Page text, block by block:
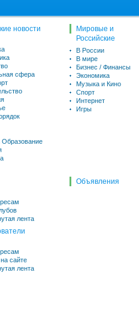
новости
сфера
Образование
Мировые и
Российские
В России
В мире
Бизнес / Финансы
Экономика
Музыка и Кино
Спорт
Интернет
Игры
лента
сайте
лента
Объявления